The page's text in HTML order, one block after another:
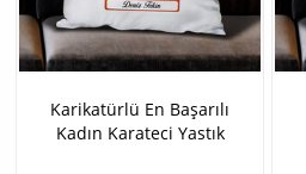
Karikatürlü En Başarılı
Kadın Karateci Yastık